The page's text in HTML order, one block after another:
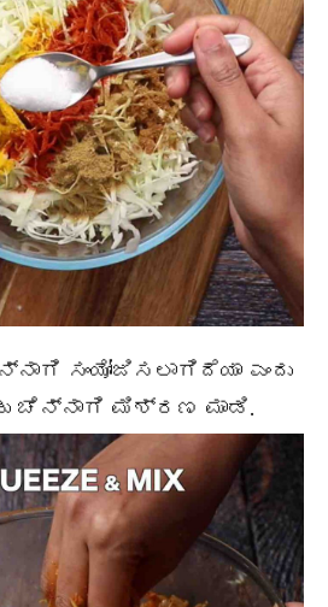
ಸಂಯೋಜಿಸಲಾಗಿದೆಯಾ ಎಂದು
ಚೆನ್ನಾಗಿ ಮಿಶ್ರಣ ಮಾಡಿ.